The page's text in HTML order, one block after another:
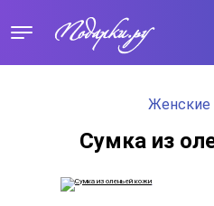
Женские
Сумка из